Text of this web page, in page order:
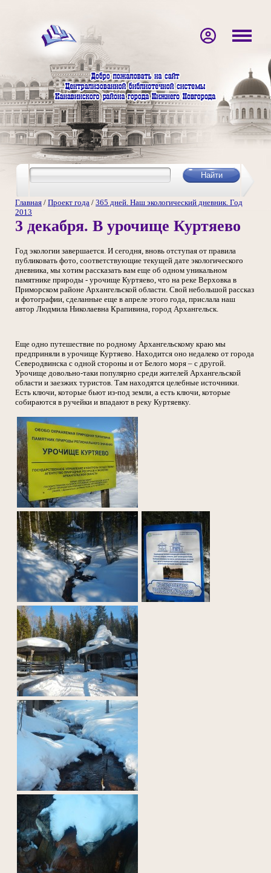
Главная / Проект года / 365 дней. Наш экологический дневник. Год
2013
3 декабря. В урочище Куртяево
Год экологии завершается. И сегодня, вновь отступая от правила
публиковать фото, соответствующие текущей дате экологического
дневника, мы хотим рассказать вам еще об одном уникальном
памятнике природы - урочище Куртяево, что на реке Верховка в
Приморском районе Архангельской области. Свой небольшой рассказ
и фотографии, сделанные еще в апреле этого года, прислала наш
автор Людмила Николаевна Крапивина, город Архангельск.
Еще одно путешествие по родному Архангельскому краю мы
предприняли в урочище Куртяево. Находится оно недалеко от города
Северодвинска с одной стороны и от Белого моря – с другой.
Урочище довольно-таки популярно среди жителей Архангельской
области и заезжих туристов. Там находятся целебные источники.
Есть ключи, которые бьют из-под земли, а есть ключи, которые
собираются в ручейки и впадают в реку Куртяевку.